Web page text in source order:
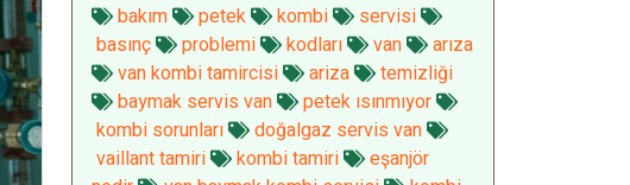
bakım petek kombi
servisi
basınç
problemi kodları van
arıza
van kombi tamircisi
ariza
temizliği
baymak servis van
petek ısınmıyor
kombi sorunları
doğalgaz servis van
vaillant tamiri
kombi tamiri
eşanjör